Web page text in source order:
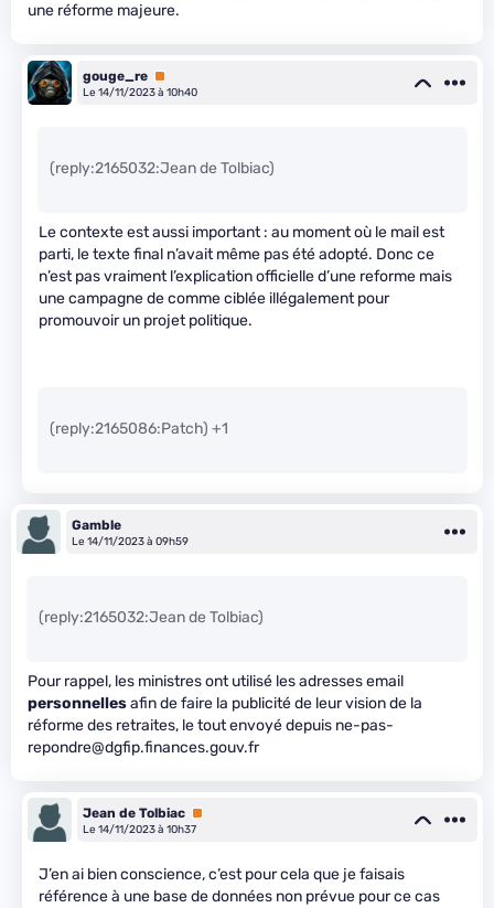
une réforme majeure.
gouge_re Premium
Le 14/11/2023 à 10h40
(reply:2165032:Jean de Tolbiac)
Le contexte est aussi important : au moment où le mail est
parti, le texte final n’avait même pas été adopté. Donc ce
n’est pas vraiment l’explication officielle d’une reforme mais
une campagne de comme ciblée illégalement pour
promouvoir un projet politique.
(reply:2165086:Patch) +1
Gamble
Le 14/11/2023 à 09h59
(reply:2165032:Jean de Tolbiac)
Pour rappel, les ministres ont utilisé les adresses email
personnellesafin de faire la publicité de leur vision de la
réforme des retraites, le tout envoyé depuis ne-pas-
repondre@dgfip.finances.gouv.fr
Jean de Tolbiac Premium
Le 14/11/2023 à 10h37
J’en ai bien conscience, c’est pour cela que je faisais
référence à une base de données non prévue pour ce cas